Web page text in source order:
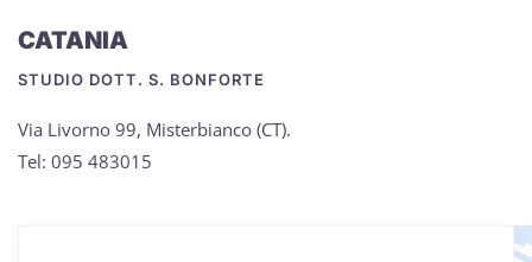
CATANIA
STUDIO DOTT. S. BONFORTE
Via Livorno 99, Misterbianco (CT).
Tel: 095 483015